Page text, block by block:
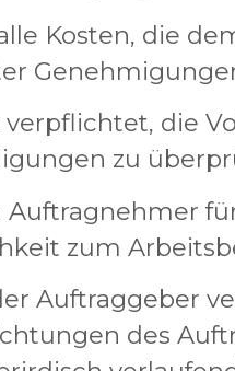
Kosten, die
die
zu
zum
Auftraggeber
des